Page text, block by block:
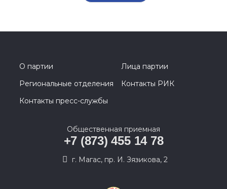
О партии
Лица партии
Региональные отделения
Контакты РИК
Контакты пресс-службы
Общественная приемная
+7 (873) 455 14 78
г. Магас, пр. И. Зязикова, 2